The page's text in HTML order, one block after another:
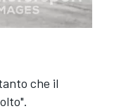
che il